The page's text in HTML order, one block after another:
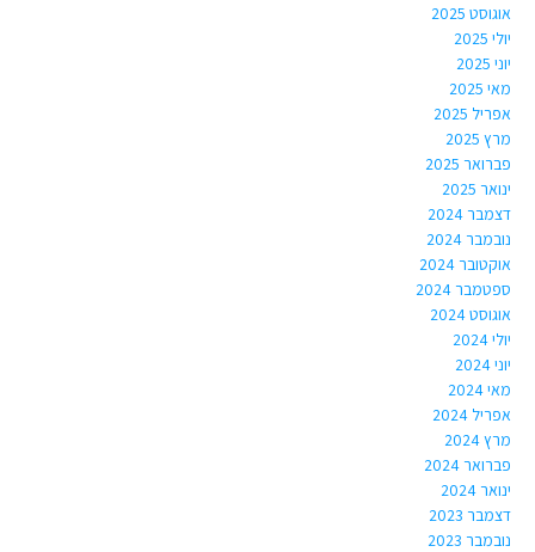
אוגוסט 2025
יולי 2025
יוני 2025
מאי 2025
אפריל 2025
מרץ 2025
פברואר 2025
ינואר 2025
דצמבר 2024
נובמבר 2024
אוקטובר 2024
ספטמבר 2024
אוגוסט 2024
יולי 2024
יוני 2024
מאי 2024
אפריל 2024
מרץ 2024
פברואר 2024
ינואר 2024
דצמבר 2023
נובמבר 2023